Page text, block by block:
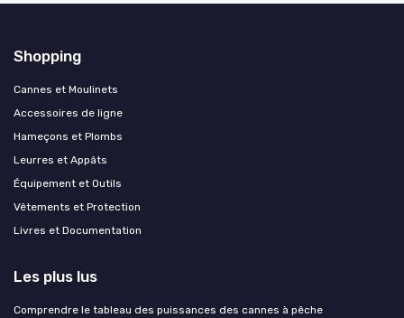
Shopping
Cannes et Moulinets
Accessoires de ligne
Hameçons et Plombs
Leurres et Appâts
Équipement et Outils
Vêtements et Protection
Livres et Documentation
Les plus lus
Comprendre le tableau des puissances des cannes à pêche